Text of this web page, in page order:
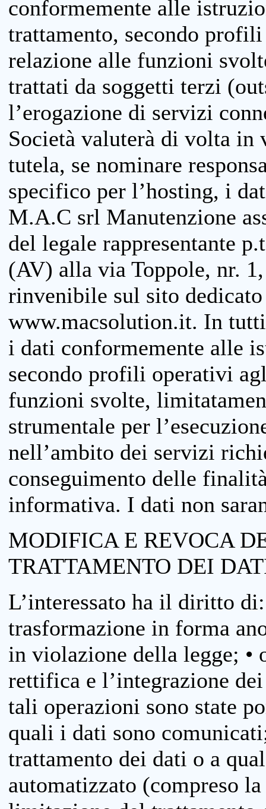
conformemente alle
trattamento, secondo
relazione alle funzioni
trattati da soggetti terzi
l’erogazione di servizi
Società valuterà di volta in
tutela, se nominare
specifico per l’hosting, i
M.A.C srl Manutenzione
del legale rappresentante
(AV) alla via Toppole, nr.
rinvenibile sul sito
www.macsolution.it. In
i dati conformemente alle
secondo profili operativi
funzioni svolte,
strumentale per
nell’ambito dei servizi
conseguimento delle
informativa. I dati non
MODIFICA E REVOCA
TRATTAMENTO DEI
L’interessato ha il diritto
trasformazione in forma
in violazione della legge; •
rettifica e l’integrazione
tali operazioni sono state
quali i dati sono
trattamento dei dati o a
automatizzato (compreso